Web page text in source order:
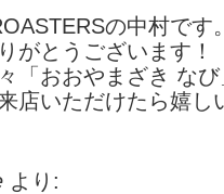
の中村です
がとうございます！
「おおやまざき な
店いただけたら嬉し
より: